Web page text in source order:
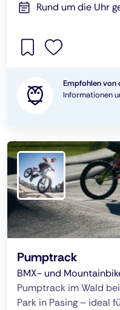
Rund um die Uhr
Empfohlen von
Informationen
Pumptrack
BMX- und
Pumptrack im Wald
Park in Pasing – ideal